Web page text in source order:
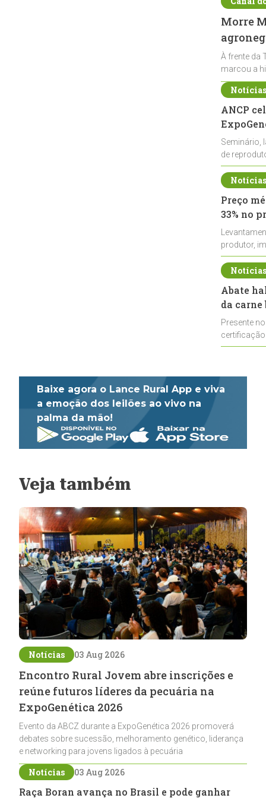
Morre
À frente da
marcou a
ANCP
Seminário,
de
durante a
Preço
33% no
produtor,
de leite cru
Abate
da
Presente
Baixe agora o Lance Rural App e viva
a emoção dos leilões ao vivo na
palma da mão!
Veja também
Notícias 03 Aug 2026
Encontro Rural Jovem abre inscrições e
reúne futuros líderes da pecuária na
ExpoGenética 2026
Evento da ABCZ durante a ExpoGenética 2026 promoverá
debates sobre sucessão, melhoramento genético, liderança
e networking para jovens ligados à pecuária
Notícias 03 Aug 2026
Raça Boran avança no Brasil e pode ganhar